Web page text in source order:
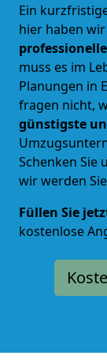
Ein
hier haben
muss es im
Planungen in
fragen nicht,
günstigste
Schenken Sie
wir werden
Füllen Sie
kostenlose